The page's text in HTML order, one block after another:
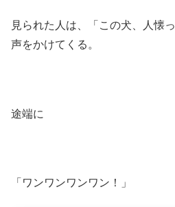
見られた人は、「この犬、人懐
声をかけてくる。
途端に
「ワンワンワンワン！」